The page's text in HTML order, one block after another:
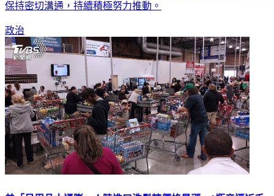
保持密切溝通，持續積極努力推動。
政治